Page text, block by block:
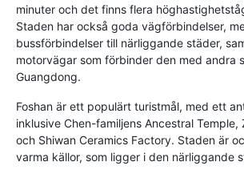
minuter och det finns flera
Staden har också goda vägförbindelser,
bussförbindelser till närliggande städer,
motorvägar som förbinder den med andra
Guangdong.
Foshan är ett populärt turistmål, med ett
inklusive Chen-familjens Ancestral
och Shiwan Ceramics Factory. Staden är
varma källor, som ligger i den närliggande